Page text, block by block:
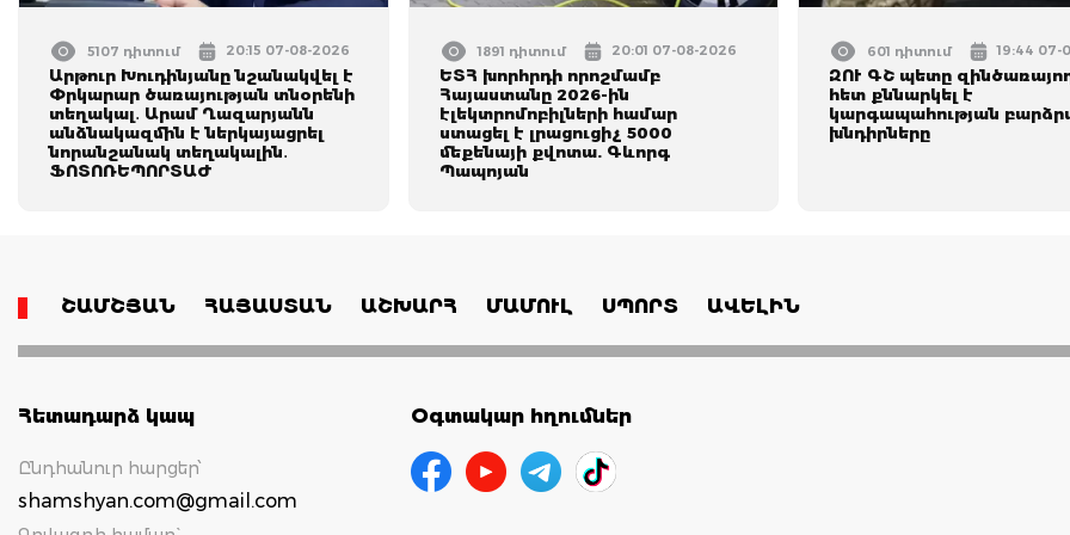
5107 դիտում 20:15 07-08-2026
Արթուր Խուդինյանը նշանակվել է
Փրկարար ծառայության տնօրենի
տեղակալ․ Արամ Ղազարյանն
անձնակազմին է ներկայացրել
նորանշանակ տեղակալին․
ՖՈՏՈՌԵՊՈՐՏԱԺ
1891 դիտում 20:01 07-08-2026
ԵՏՀ խորհրդի որոշմամբ
Հայաստանը 2026-ին
էլեկտրոմոբիլների համար
ստացել է լրացուցիչ 5000
մեքենայի քվոտա. Գևորգ
Պապոյան
601 դիտում 19:44 07-
ԶՈՒ ԳՇ պետը
հետ քննարկել է
կարգապահության
խնդիրները
ՇԱՄՇՅԱՆ ՀԱՅԱՍՏԱՆ ԱՇԽԱՐՀ ՄԱՄՈՒԼ ՍՊՈՐՏ ԱՎԵԼԻՆ
Հետադարձ կապ
Ընդհանուր հարցեր՝
shamshyan.com@gmail.com
Օգտակար հղումներ